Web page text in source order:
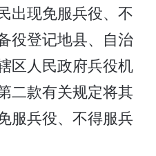
出现免服兵役、不
役登记地县、自治
区人民政府兵役机
二款有关规定将其
服兵役、不得服兵